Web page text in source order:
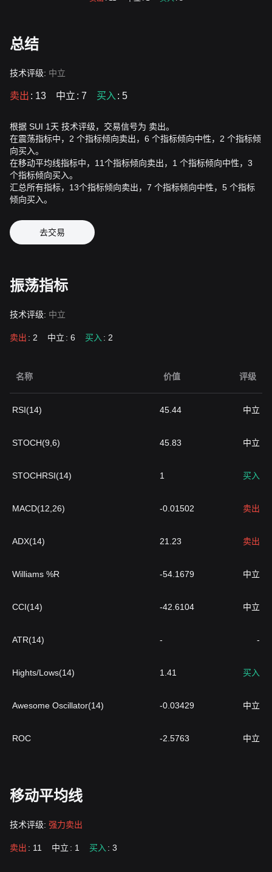
总结
技术评级: 中立
卖出 : 13 中立 : 7 买入 : 5
根据 SUI 1天 技术评级，交易信号为 卖出。
在震荡指标中，2 个指标倾向卖出，6 个指标倾向中性，2 个指标倾
向买入。
在移动平均线指标中，11个指标倾向卖出，1 个指标倾向中性，3
个指标倾向买入。
汇总所有指标，13个指标倾向卖出，7 个指标倾向中性，5 个指标
倾向买入。
去交易
振荡指标
技术评级: 中立
卖出 : 2 中立 : 6 买入 : 2
名称 价值 评级
RSI(14) 45.44 中立
STOCH(9,6) 45.83 中立
STOCHRSI(14) 1 买入
MACD(12,26) -0.01502 卖出
ADX(14) 21.23 卖出
Williams %R -54.1679 中立
CCI(14) -42.6104 中立
ATR(14) - -
Hights/Lows(14) 1.41 买入
Awesome Oscillator(14) -0.03429 中立
ROC -2.5763 中立
移动平均线
技术评级: 强力卖出
卖出 : 11 中立 : 1 买入 : 3